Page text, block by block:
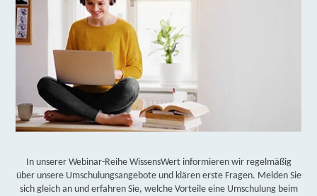
In unserer Webinar-Reihe WissensWert informieren wir regelmäßig
über unsere Umschulungsangebote und klären erste Fragen. Melden Sie
sich gleich an und erfahren Sie, welche Vorteile eine Umschulung beim